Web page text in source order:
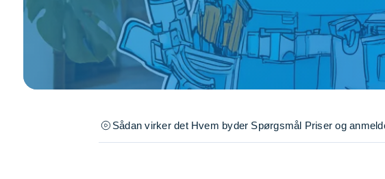
Sådan virker det Hvem byder Spørgsmål Priser og